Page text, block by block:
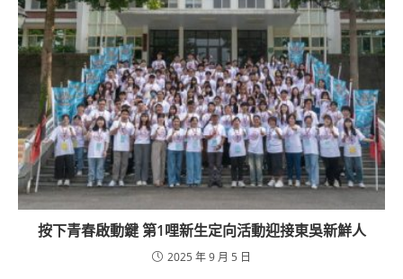
按下青春啟動鍵 第1哩新生定向活動迎接東吳新鮮人
2025 年 9 月 5 日